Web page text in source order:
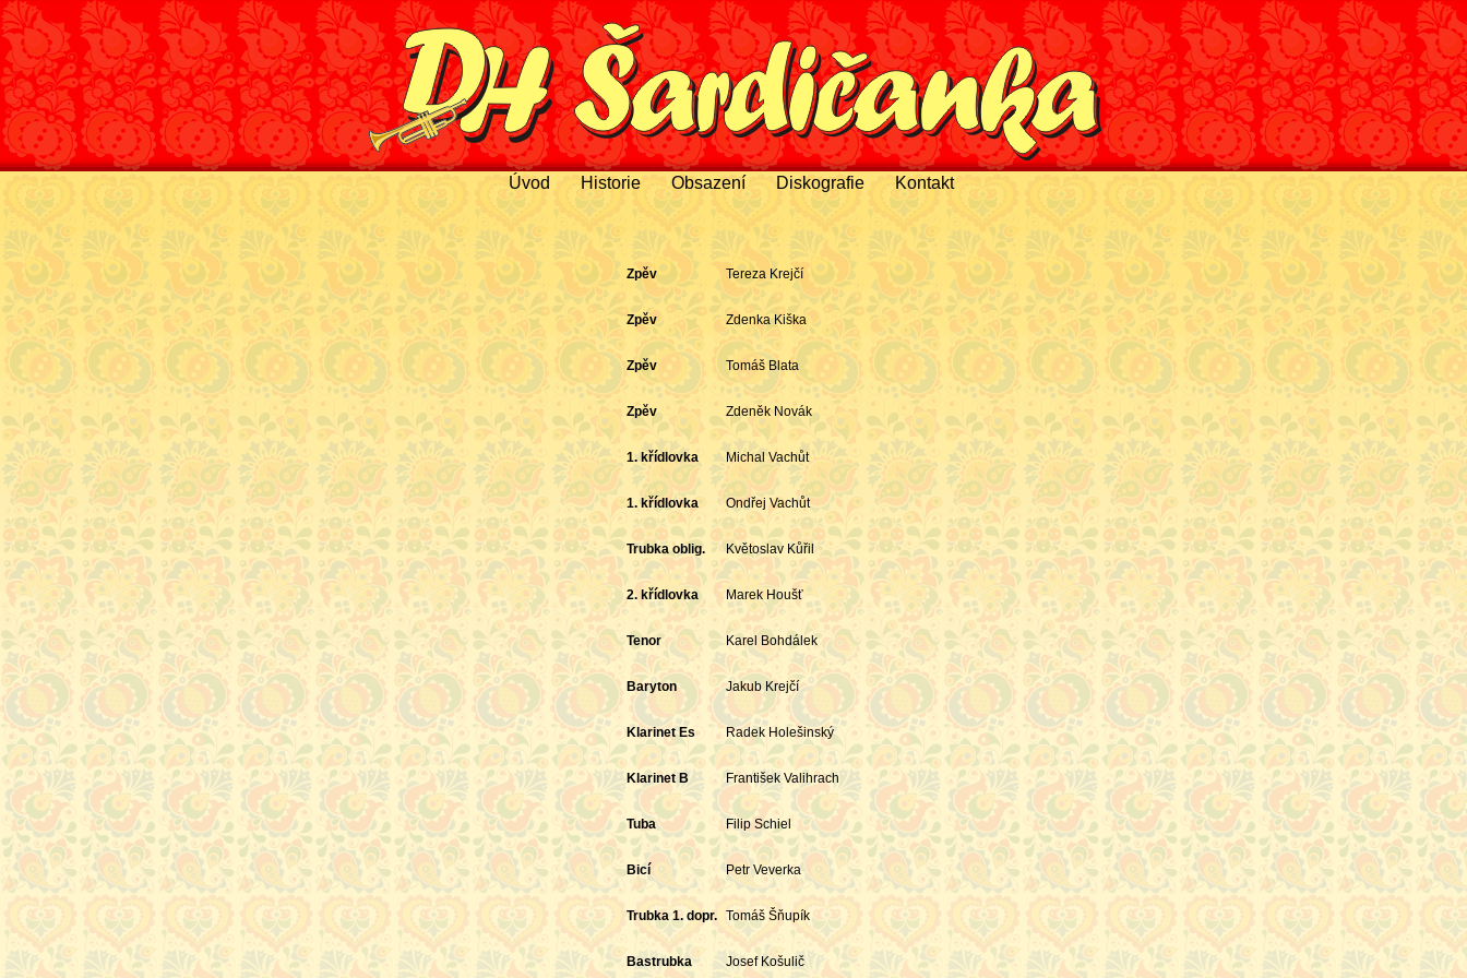
Úvod Historie Obsazení Diskografie Kontakt
Zpěv Tereza Krejčí
Zpěv Zdenka Kiška
Zpěv Tomáš Blata
Zpěv Zdeněk Novák
1. křídlovka Michal Vachůt
1. křídlovka Ondřej Vachůt
Trubka oblig. Květoslav Kůřil
2. křídlovka Marek Houšť
Tenor Karel Bohdálek
Baryton Jakub Krejčí
Klarinet Es Radek Holešinský
Klarinet B František Valihrach
Tuba Filip Schiel
Bicí Petr Veverka
Trubka 1. dopr. Tomáš Šňupík
Bastrubka Josef Košulič